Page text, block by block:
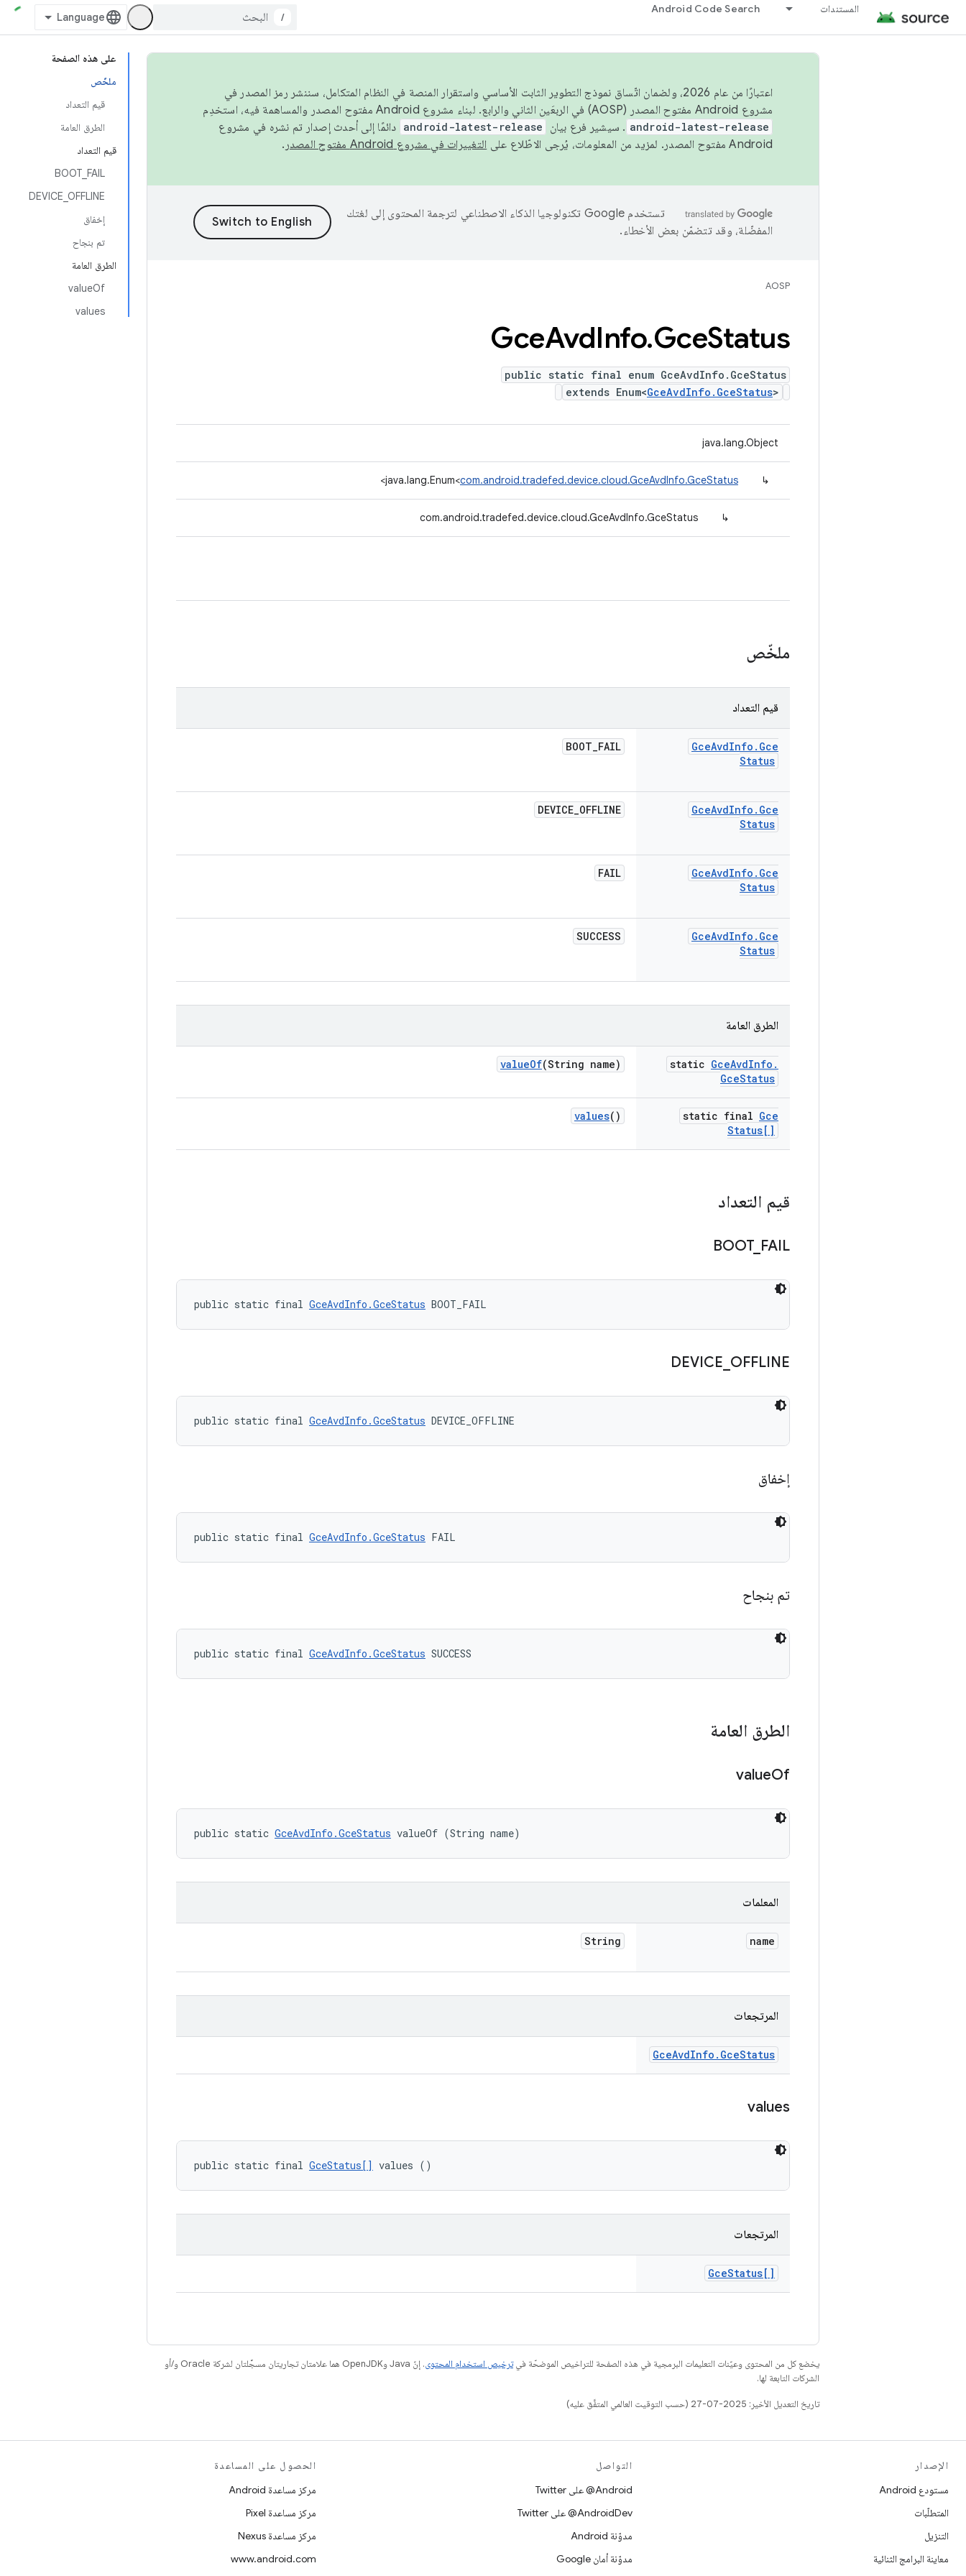
المستندات Android Code Search
/
على هذه الصفحة
ملخّص
قيم التعداد
الطرق العامة
قيم التعداد
BOOT_FAIL
DEVICE_OFFLINE
إخفاق
تم بنجاح
الطرق العامة
valueOf
values
اعتبارًا من عام 2026، ولضمان اتّساق نموذج التطوير الثابت الأساسي واستقرار المنصة في النظام المتكامل، سننشر رمز المصدر في
مشروع Android مفتوح المصدر (AOSP) في الربعَين الثاني والرابع. لبناء مشروع Android مفتوح المصدر والمساهمة فيه، استخدِم
android-latest-release . سيشير فرع بيان android-latest-release دائمًا إلى أحدث إصدار تم نشره في مشروع
Android مفتوح المصدر. لمزيد من المعلومات، يُرجى الاطّلاع على
التغييرات في مشروع Android مفتوح المصدر .
تستخدم Google تكنولوجيا الذكاء الاصطناعي لترجمة المحتوى إلى لغتك
المفضّلة، وقد تتضمّن بعض الأخطاء.
AOSP
GceAvdInfo.GceStatus
public static final enum GceAvdInfo.GceStatus
extends Enum<GceAvdInfo.GceStatus>
java.lang.Object
↳
java.lang.Enum<com.android.tradefed.device.cloud.GceAvdInfo.GceStatus
>
↳
com.android.tradefed.device.cloud.GceAvdInfo.GceStatus
ملخّص
قيم التعداد
GceAvdInfo . Gce
Status
BOOT_FAIL
GceAvdInfo . Gce
Status
DEVICE_OFFLINE
GceAvdInfo . Gce
Status
FAIL
GceAvdInfo . Gce
Status
SUCCESS
الطرق العامة
static GceAvdInfo .
GceStatus
valueOf(String name)
static final Gce
Status[]
values()
قيم التعداد
BOOT_ FAIL
public static final GceAvdInfo.GceStatus BOOT_FAIL
DEVICE OFFLINE
public static final GceAvdInfo.GceStatus DEVICE_OFFLINE
إخفاق
public static final GceAvdInfo.GceStatus FAIL
تم بنجاح
public static final GceAvdInfo.GceStatus SUCCESS
الطرق العامة
valueOf
public static GceAvdInfo.GceStatus valueOf (String name)
المعلمات
name
String
المرتجعات
GceAvdInfo . GceStatus
values
public static final GceStatus[] values ()
المرتجعات
GceStatus[]
يخضع كل من المحتوى وعيّنات التعليمات البرمجية في هذه الصفحة للتراخيص الموضحّة فيترخيص استخدام المحتوى
. إنّ Java وOpenJDK هما علامتان تجاريتان مسجَّلتان لشركة Oracle و/أو
الشركات التابعة لها.
تاريخ التعديل الأخير: 2025-07-27 (حسب التوقيت العالمي المتفَّق عليه)
الإصدار
مستودع Android
المتطلّبات
التنزيل
معاينة البرامج الثنائية
التواصل
‎@Android على Twitter
‎@AndroidDev على Twitter
مدوّنة Android
مدوّنة أمان Google
الحصول على المساعدة
مركز مساعدة Android
مركز مساعدة Pixel
مركز مساعدة Nexus
www.android.com